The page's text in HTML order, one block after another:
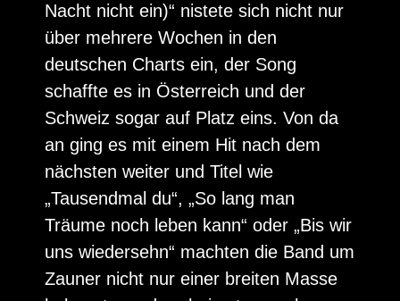
Nacht nicht ein)“ nistete sich nicht nur
über mehrere Wochen in den
deutschen Charts ein, der Song
schaffte es in Österreich und der
Schweiz sogar auf Platz eins. Von da
an ging es mit einem Hit nach dem
nächsten weiter und Titel wie
„Tausendmal du“, „So lang man
Träume noch leben kann“ oder „Bis wir
uns wiedersehn“ machten die Band um
Zauner nicht nur einer breiten Masse